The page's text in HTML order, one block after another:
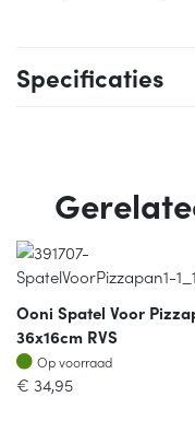
Specificaties
Ooni Spatel Voor
36x16cm RVS
Op voorraad
Op voorraad
€ 34,95